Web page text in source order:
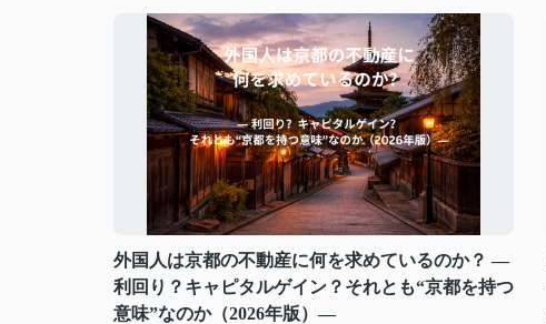
外国人は京都の不動産に何を求めているのか？ ―
利回り？キャピタルゲイン？それとも“京都を持つ
意味”なのか（2026年版）―